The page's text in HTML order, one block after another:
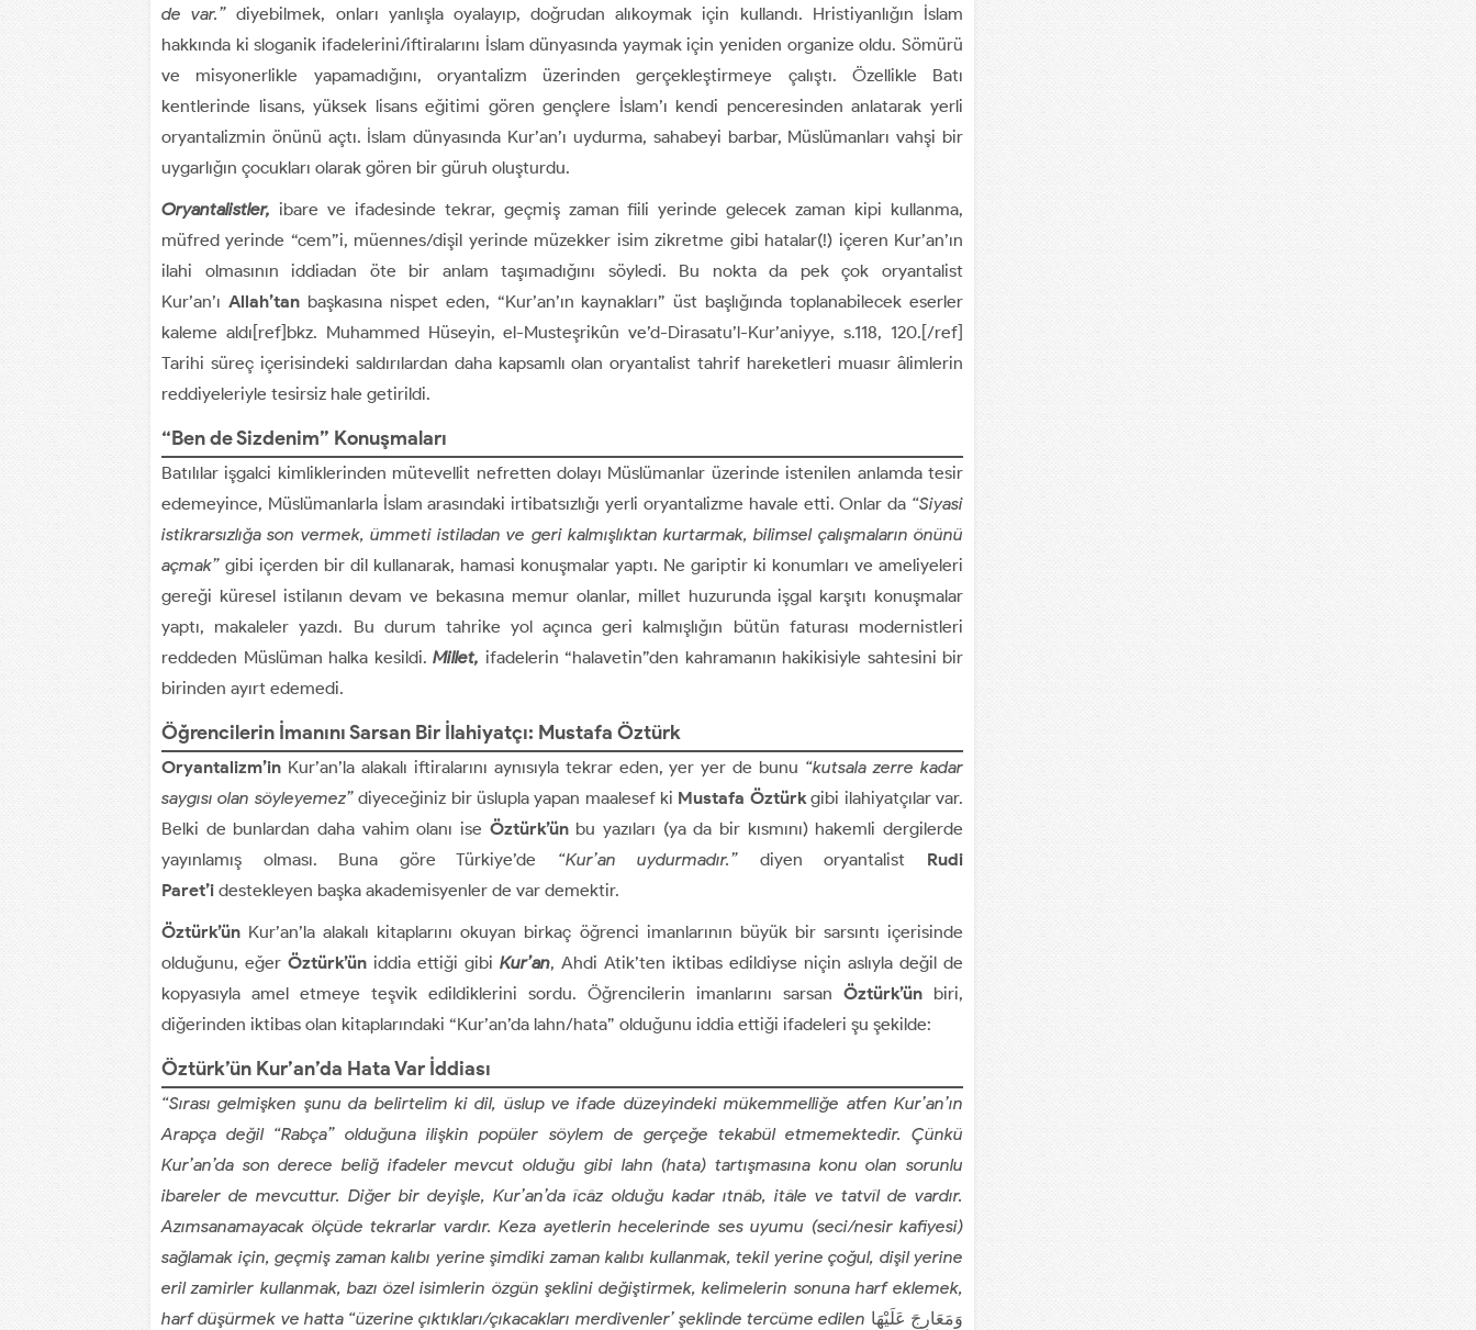
de var.” diyebilmek, onları yanlışla oyalayıp, doğrudan alıkoymak için kullandı. Hristiyanlığın İslam
hakkında ki sloganik ifadelerini/iftiralarını İslam dünyasında yaymak için yeniden organize oldu. Sömürü
ve misyonerlikle yapamadığını, oryantalizm üzerinden gerçekleştirmeye çalıştı. Özellikle Batı
kentlerinde lisans, yüksek lisans eğitimi gören gençlere İslam’ı kendi penceresinden anlatarak yerli
oryantalizmin önünü açtı. İslam dünyasında Kur’an’ı uydurma, sahabeyi barbar, Müslümanları vahşi bir
uygarlığın çocukları olarak gören bir güruh oluşturdu.
Oryantalistler, ibare ve ifadesinde tekrar, geçmiş zaman fiili yerinde gelecek zaman kipi kullanma,
müfred yerinde “cem”i, müennes/dişil yerinde müzekker isim zikretme gibi hatalar(!) içeren Kur’an’ın
ilahi olmasının iddiadan öte bir anlam taşımadığını söyledi. Bu nokta da pek çok oryantalist
Kur’an’ı Allah’tanbaşkasına nispet eden, “Kur’an’ın kaynakları” üst başlığında toplanabilecek eserler
kaleme aldı[ref]bkz. Muhammed Hüseyin, el-Musteşrikûn ve’d-Dirasatu’l-Kur’aniyye, s.118, 120.[/ref]
Tarihi süreç içerisindeki saldırılardan daha kapsamlı olan oryantalist tahrif hareketleri muasır âlimlerin
reddiyeleriyle tesirsiz hale getirildi.
“Ben de Sizdenim” Konuşmaları
Batılılar işgalci kimliklerinden mütevellit nefretten dolayı Müslümanlar üzerinde istenilen anlamda tesir
edemeyince, Müslümanlarla İslam arasındaki irtibatsızlığı yerli oryantalizme havale etti. Onlar da “Siyasi
istikrarsızlığa son vermek, ümmeti istiladan ve geri kalmışlıktan kurtarmak, bilimsel çalışmaların önünü
açmak” gibi içerden bir dil kullanarak, hamasi konuşmalar yaptı. Ne gariptir ki konumları ve ameliyeleri
gereği küresel istilanın devam ve bekasına memur olanlar, millet huzurunda işgal karşıtı konuşmalar
yaptı, makaleler yazdı. Bu durum tahrike yol açınca geri kalmışlığın bütün faturası modernistleri
reddeden Müslüman halka kesildi. Millet, ifadelerin “halavetin”den kahramanın hakikisiyle sahtesini bir
birinden ayırt edemedi.
Öğrencilerin İmanını Sarsan Bir İlahiyatçı: Mustafa Öztürk
Oryantalizm’in Kur’an’la alakalı iftiralarını aynısıyla tekrar eden, yer yer de bunu “kutsala zerre kadar
saygısı olan söyleyemez”diyeceğiniz bir üslupla yapan maalesef ki Mustafa Öztürkgibi ilahiyatçılar var.
Belki de bunlardan daha vahim olanı ise Öztürk’ünbu yazıları (ya da bir kısmını) hakemli dergilerde
yayınlamış olması. Buna göre Türkiye’de “Kur’an uydurmadır.” diyen oryantalist Rudi
Paret’i destekleyen başka akademisyenler de var demektir.
Öztürk’ün Kur’an’la alakalı kitaplarını okuyan birkaç öğrenci imanlarının büyük bir sarsıntı içerisinde
olduğunu, eğer Öztürk’ün iddia ettiği gibi Kur’an, Ahdi Atik’ten iktibas edildiyse niçin aslıyla değil de
kopyasıyla amel etmeye teşvik edildiklerini sordu. Öğrencilerin imanlarını sarsan Öztürk’ün biri,
diğerinden iktibas olan kitaplarındaki “Kur’an’da lahn/hata” olduğunu iddia ettiği ifadeleri şu şekilde:
Öztürk’ün Kur’an’da Hata Var İddiası
“Sırası gelmişken şunu da belirtelim ki dil, üslup ve ifade düzeyindeki mükemmelliğe atfen Kur’an’ın
Arapça değil “Rabça” olduğuna ilişkin popüler söylem de gerçeğe tekabül etmemektedir. Çünkü
Kur’an’da son derece beliğ ifadeler mevcut olduğu gibi lahn (hata) tartışmasına konu olan sorunlu
ibareler de mevcuttur. Diğer bir deyişle, Kur’an’da îcâz olduğu kadar ıtnâb, itâle ve tatvîl de vardır.
Azımsanamayacak ölçüde tekrarlar vardır. Keza ayetlerin hecelerinde ses uyumu (seci/nesir kafiyesi)
sağlamak için, geçmiş zaman kalıbı yerine şimdiki zaman kalıbı kullanmak, tekil yerine çoğul, dişil yerine
eril zamirler kullanmak, bazı özel isimlerin özgün şeklini değiştirmek, kelimelerin sonuna harf eklemek,
harf düşürmek ve hatta “üzerine çıktıkları/çıkacakları merdivenler’ şeklinde tercüme edilen